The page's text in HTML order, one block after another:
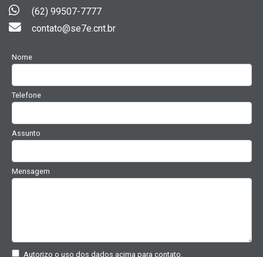
(62) 99507-7777
contato@se7e.cnt.br
Nome
Telefone
Assunto
Mensagem
Autorizo o uso dos dados acima para contato.